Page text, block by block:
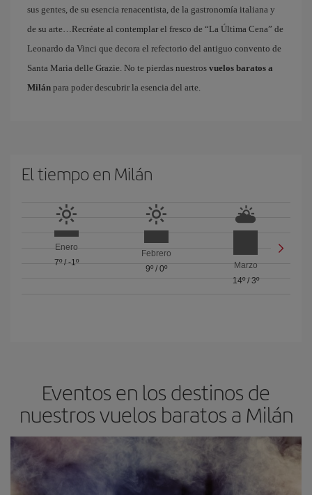
sus gentes, de su esencia renacentista, de la gastronomía italiana y
de su arte…Recréate al contemplar el fresco de “La Última Cena” de
Leonardo da Vinci que decora el refectorio del antiguo convento de
Santa Maria delle Grazie. No te pierdas nuestros vuelos baratos a
Milán para poder descubrir la esencia del arte.
El tiempo en Milán
Enero
7º/ -1º
Febrero
9º/ 0º
Marzo
14º/ 3º
Eventos en los destinos de
nuestros vuelos baratos a Milán